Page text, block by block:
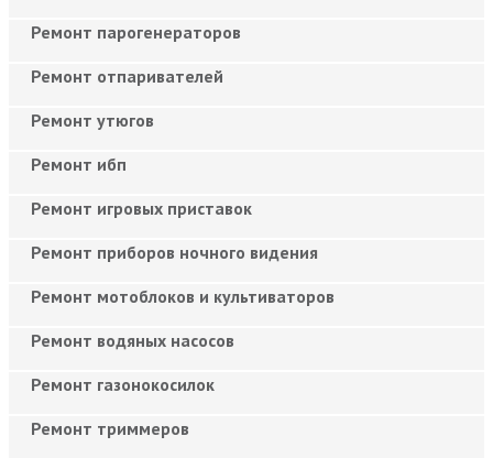
Ремонт парогенераторов
Ремонт отпаривателей
Ремонт утюгов
Ремонт ибп
Ремонт игровых приставок
Ремонт приборов ночного видения
Ремонт мотоблоков и культиваторов
Ремонт водяных насосов
Ремонт газонокосилок
Ремонт триммеров